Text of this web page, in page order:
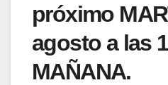
próximo
agosto a las
MAÑANA.